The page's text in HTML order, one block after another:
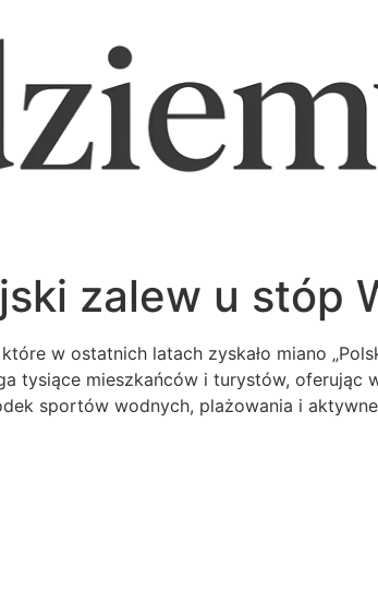
zalew u stóp
w ostatnich latach zyskało miano
tysiące mieszkańców i turystów, oferując
sportów wodnych, plażowania i